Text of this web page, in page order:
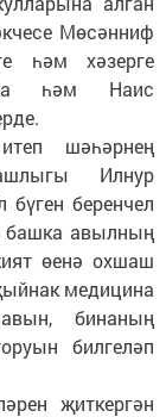
Мөсәнниф
һәм хәзерге
һәм Наис
шәһәрнең
Илнур
беренчел
башка авылның
өенә охшаш
медицина
бинаның
билгеләп
җиткергән